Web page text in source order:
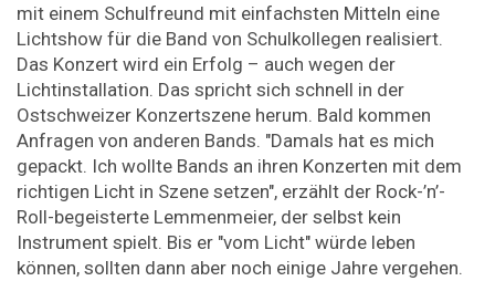
mit einem Schulfreund mit einfachsten Mitteln eine
Lichtshow für die Band von Schulkollegen realisiert.
Das Konzert wird ein Erfolg – auch wegen der
Lichtinstallation. Das spricht sich schnell in der
Ostschweizer Konzertszene herum. Bald kommen
Anfragen von anderen Bands. "Damals hat es mich
gepackt. Ich wollte Bands an ihren Konzerten mit dem
richtigen Licht in Szene setzen", erzählt der Rock-’n’-
Roll-begeisterte Lemmenmeier, der selbst kein
Instrument spielt. Bis er "vom Licht" würde leben
können, sollten dann aber noch einige Jahre vergehen.